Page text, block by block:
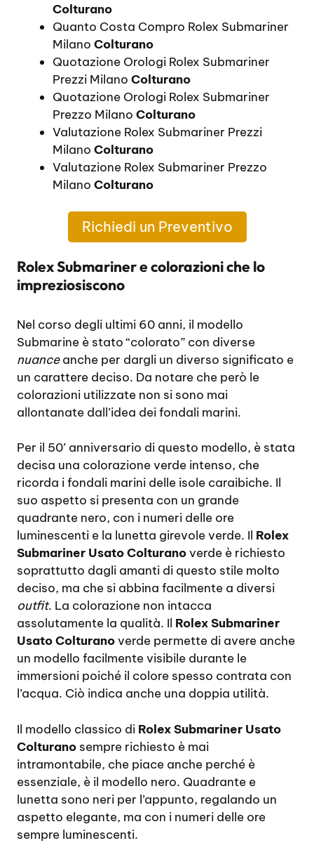
Colturano
Quanto Costa Compro Rolex Submariner
Milano Colturano
Quotazione Orologi Rolex Submariner
Prezzi Milano Colturano
Quotazione Orologi Rolex Submariner
Prezzo Milano Colturano
Valutazione Rolex Submariner Prezzi
Milano Colturano
Valutazione Rolex Submariner Prezzo
Milano Colturano
Richiedi un Preventivo
Rolex Submariner e colorazioni che lo
impreziosiscono
Nel corso degli ultimi 60 anni, il modello
Submarine è stato “colorato” con diverse
nuanceanche per dargli un diverso significato e
un carattere deciso. Da notare che però le
colorazioni utilizzate non si sono mai
allontanate dall’idea dei fondali marini.
Per il 50’ anniversario di questo modello, è stata
decisa una colorazione verde intenso, che
ricorda i fondali marini delle isole caraibiche. Il
suo aspetto si presenta con un grande
quadrante nero, con i numeri delle ore
luminescenti e la lunetta girevole verde. Il Rolex
Submariner Usato Colturanoverde è richiesto
soprattutto dagli amanti di questo stile molto
deciso, ma che si abbina facilmente a diversi
outfit. La colorazione non intacca
assolutamente la qualità. Il Rolex Submariner
Usato Colturanoverde permette di avere anche
un modello facilmente visibile durante le
immersioni poiché il colore spesso contrata con
l’acqua. Ciò indica anche una doppia utilità.
Il modello classico di Rolex Submariner Usato
Colturano sempre richiesto è mai
intramontabile, che piace anche perché è
essenziale, è il modello nero. Quadrante e
lunetta sono neri per l’appunto, regalando un
aspetto elegante, ma con i numeri delle ore
sempre luminescenti.